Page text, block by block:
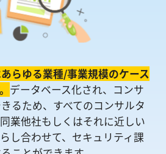
らゆる業種/事業規模のケース
データベース化され、コンサ
るため、すべてのコンサルタ
業他社もしくはそれに近しい
し合わせて、セキュリティ課